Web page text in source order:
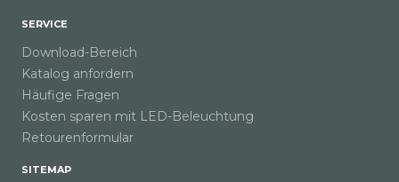
SERVICE
Download-Bereich
Katalog anfordern
Häufige Fragen
Kosten sparen mit LED-Beleuchtung
Retourenformular
SITEMAP